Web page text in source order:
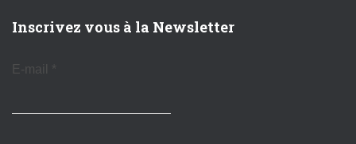
Inscrivez vous à la Newsletter
E-mail *